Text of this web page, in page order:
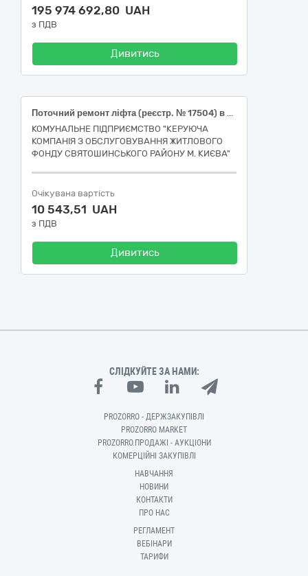
195 974 692,80 UAH
з ПДВ
Дивитись
Поточний ремонт ліфта (реєстр. № 17504) в під’їзді № 3 у житловому будинку № 29 на вулиці Якуба Коласа в Святошинському районі м. Києва
КОМУНАЛЬНЕ ПІДПРИЄМСТВО "КЕРУЮЧА
КОМПАНІЯ З ОБСЛУГОВУВАННЯ ЖИТЛОВОГО
ФОНДУ СВЯТОШИНСЬКОГО РАЙОНУ М. КИЄВА"
Очікувана вартість
10 543,51 UAH
з ПДВ
Дивитись
СЛІДКУЙТЕ ЗА НАМИ:
PROZORRO - ДЕРЖЗАКУПІВЛІ
PROZORRO MARKET
PROZORRO.ПРОДАЖІ - АУКЦІОНИ
КОМЕРЦІЙНІ ЗАКУПІВЛІ
НАВЧАННЯ
НОВИНИ
КОНТАКТИ
ПРО НАС
РЕГЛАМЕНТ
ВЕБІНАРИ
ТАРИФИ